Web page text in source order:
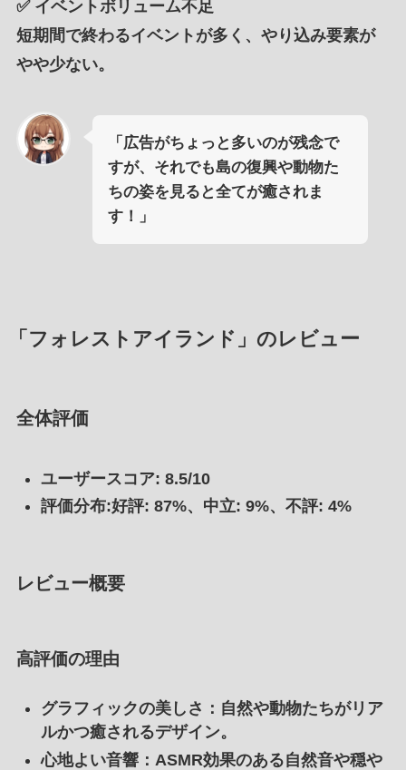
✅ イベントボリューム不足
短期間で終わるイベントが多く、やり込み要素が
やや少ない。
「広告がちょっと多いのが残念で
すが、それでも島の復興や動物た
ちの姿を見ると全てが癒されま
す！」
「フォレストアイランド」のレビュー
全体評価
ユーザースコア: 8.5/10
評価分布:好評: 87%、中立: 9%、不評: 4%
レビュー概要
高評価の理由
グラフィックの美しさ ：自然や動物たちがリア
ルかつ癒されるデザイン。
心地よい音響：ASMR効果のある自然音や穏や